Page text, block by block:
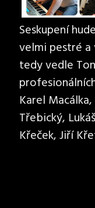
Seskupení
velmi pestré a
tedy vedle
Karel
Třebický,
Křeček, Jiří